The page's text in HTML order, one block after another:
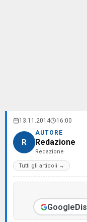
13.11.2014 16:00
R
AUTORE
Redazione
Redazione
Tutti gli articoli →
Google